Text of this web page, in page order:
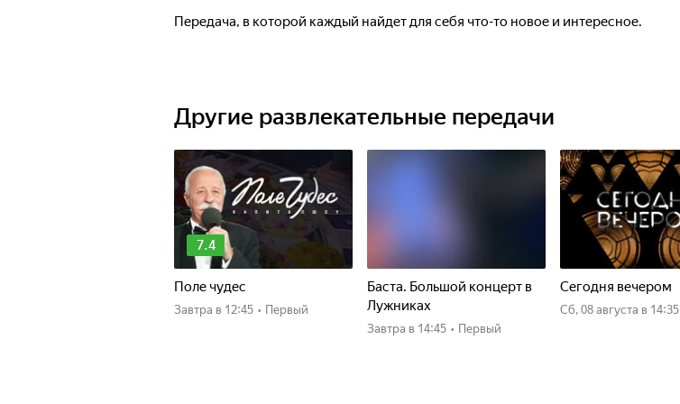
Передача, в которой каждый найдет для себя что-то новое и интересное.
Другие развлекательные передачи
7.4
Поле чудес
Завтра в 12:45 • Первый
Баста. Большой концерт в
Лужниках
Завтра в 14:45 • Первый
Сегодня вечером
сб, 08 августа в 14:35